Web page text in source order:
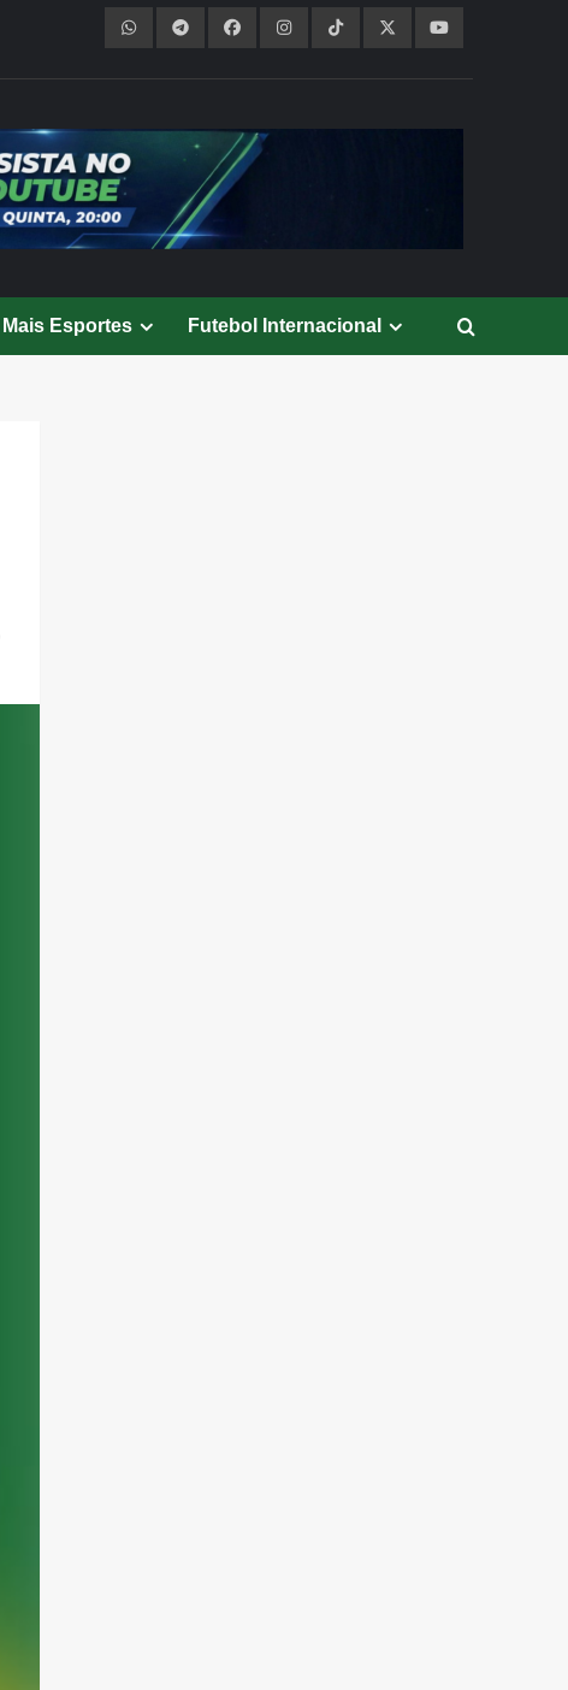
Mais Esportes Futebol Internacional